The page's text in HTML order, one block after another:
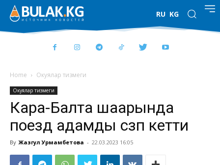
RU KG
Home Окуялар тизмеги
Окуялар тизмеги
Кара-Балта шаарында
поезд адамды сүзүп кетти
By Жазгул Урмамбетова - 22.03.2023 16:05